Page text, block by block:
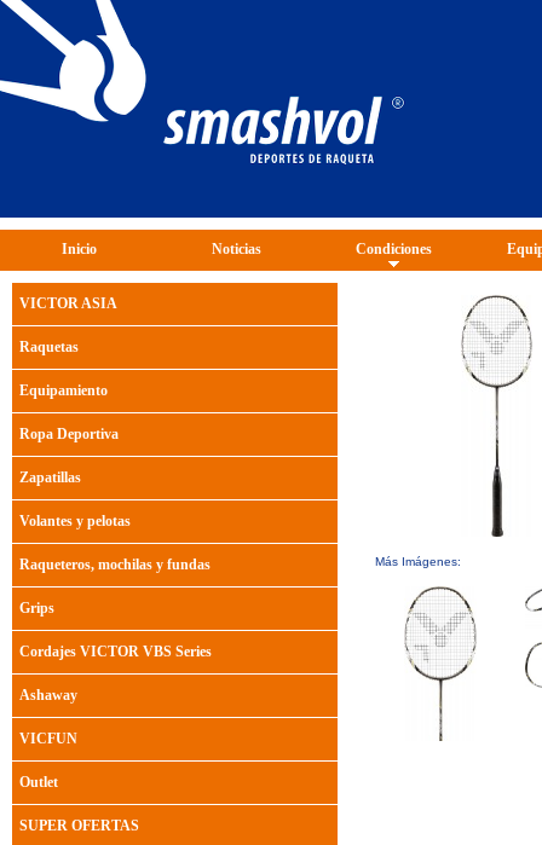
Inicio Noticias Condiciones
Más Imágenes:
VICTOR ASIA
Raquetas
Equipamiento
Ropa Deportiva
Zapatillas
Volantes y pelotas
Raqueteros, mochilas y fundas
Grips
Cordajes VICTOR VBS Series
Ashaway
VICFUN
Outlet
SUPER OFERTAS